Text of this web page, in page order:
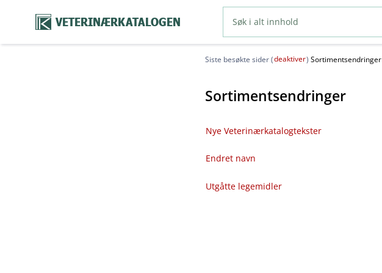
VETERINÆRKATALOGEN
Siste besøkte sider (deaktiver) Sortimentsendringer
Sortimentsendringer
Nye Veterinærkatalogtekster
Endret navn
Utgåtte legemidler